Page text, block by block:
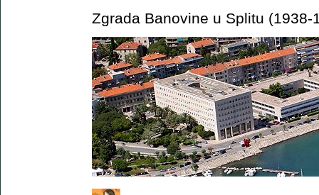
Zgrada Banovine u Splitu (1938-